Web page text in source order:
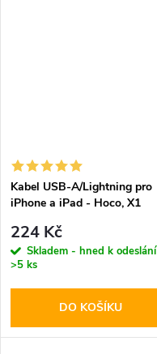
Kabel USB-A/Lightning pro
iPhone a iPad - Hoco, X1
224 Kč
Skladem - hned k odeslání
>5 ks
DO KOŠÍKU